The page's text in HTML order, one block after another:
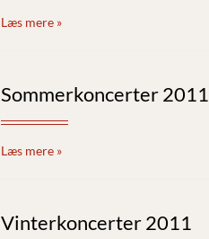
Læs mere »
Sommerkoncerter 2011
Læs mere »
Vinterkoncerter 2011